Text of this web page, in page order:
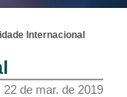
Internacional
22 de mar. de 2019